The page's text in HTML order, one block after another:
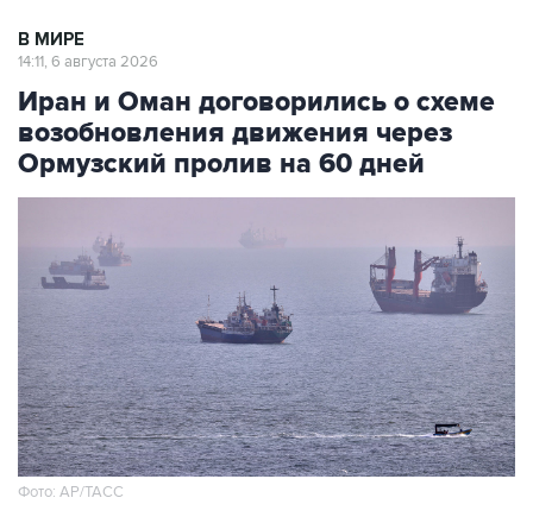
В МИРЕ
14:11, 6 августа 2026
Иран и Оман договорились о схеме
возобновления движения через
Ормузский пролив на 60 дней
Фото: AP/ТАСС